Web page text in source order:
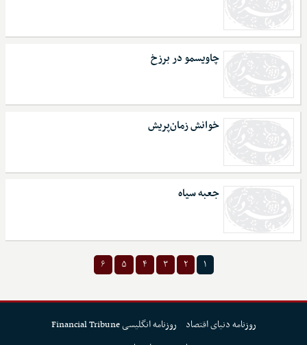
چاویسمو در برزخ
خوانش زمان‌پریش
جعبه سیاه
۱ ۲ ۳ ۴ ۵ ۶
روزنامه دنیای اقتصاد
روزنامه انگلیسی Financial Tribune